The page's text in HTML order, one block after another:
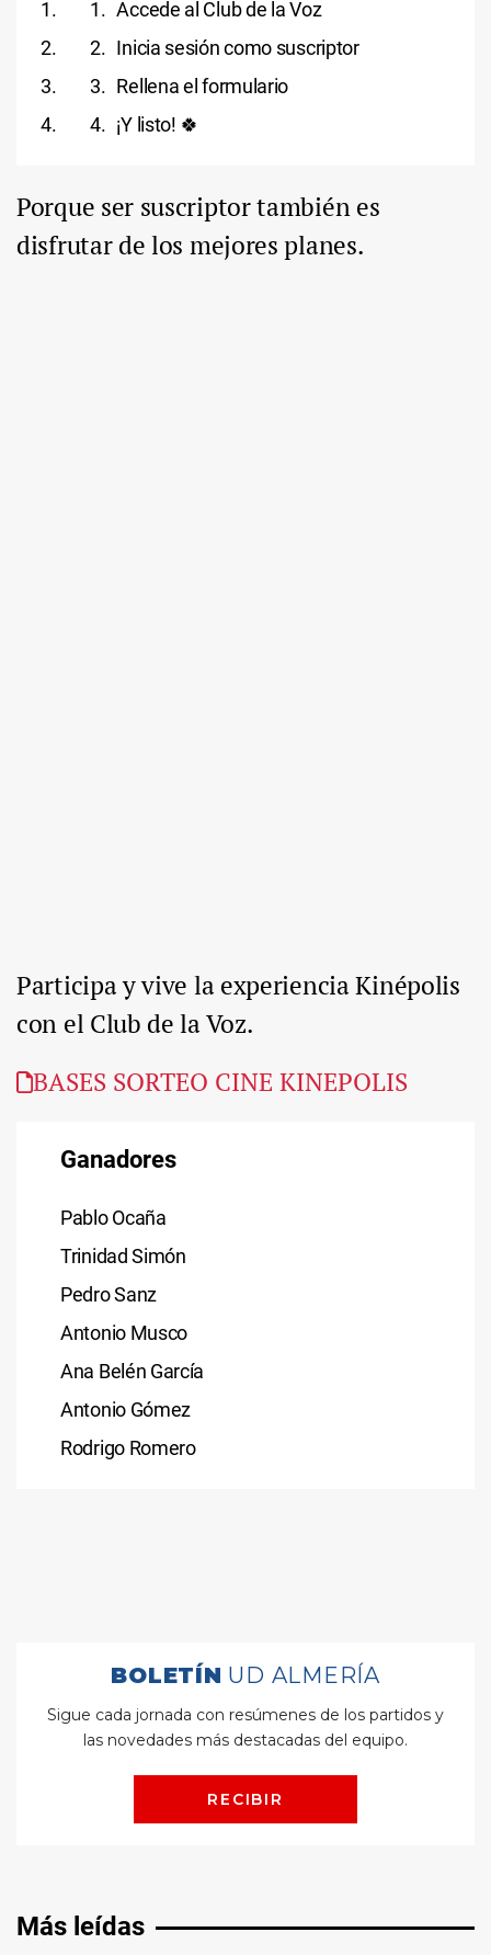
Accede al Club de la Voz
Inicia sesión como suscriptor
Rellena el formulario
¡Y listo! 🍀
Porque ser suscriptor también es
disfrutar de los mejores planes.
Participa y vive la experiencia Kinépolis
con el Club de la Voz.
BASES SORTEO CINE KINEPOLIS
Ganadores
Pablo Ocaña
​Trinidad Simón
​Pedro Sanz
​Antonio Musco
​Ana Belén García
​Antonio Gómez
​Rodrigo Romero
Más leídas